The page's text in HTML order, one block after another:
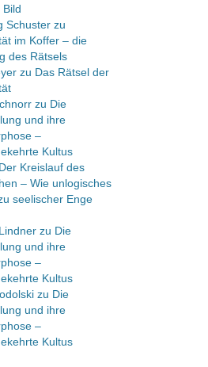
Schuster zu
im Koffer – die
des Rätsels
zu Das Rätsel der
zu Die
und ihre
–
Kultus
Der Kreislauf des
– Wie unlogisches
seelischer Enge
zu Die
und ihre
–
Kultus
zu Die
und ihre
–
Kultus